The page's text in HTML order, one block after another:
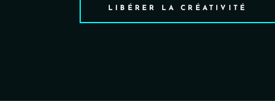
LIBÉRER LA CRÉATIVITÉ